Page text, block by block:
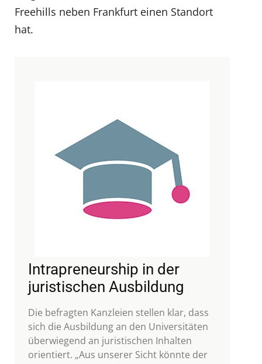
Freehills neben Frankfurt einen Standort
hat.
Intrapreneurship in der
juristischen Ausbildung
Die befragten Kanzleien stellen klar, dass
sich die Ausbildung an den Universitäten
überwiegend an juristischen Inhalten
orientiert. „Aus unserer Sicht könnte der